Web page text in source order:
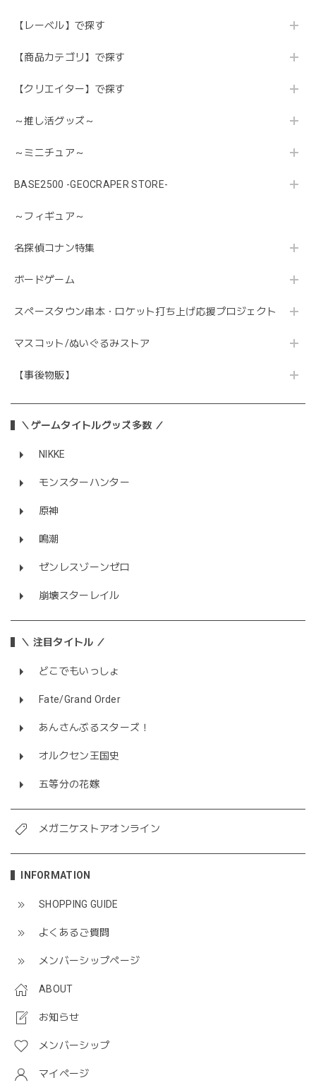
【レーベル】で探す
【商品カテゴリ】で探す
【クリエイター】で探す
～推し活グッズ～
～ミニチュア～
BASE2500 -GEOCRAPER STORE-
～フィギュア～
名探偵コナン特集
ボードゲーム
スペースタウン串本・ロケット打ち上げ応援プロジェクト
マスコット/ぬいぐるみストア
【事後物販】
＼ゲームタイトルグッズ多数 ／
NIKKE
モンスターハンター
原神
鳴潮
ゼンレスゾーンゼロ
崩壊スターレイル
＼ 注目タイトル ／
どこでもいっしょ
Fate/Grand Order
あんさんぶるスターズ！
オルクセン王国史
五等分の花嫁
メガニケストアオンライン
INFORMATION
SHOPPING GUIDE
よくあるご質問
メンバーシップページ
ABOUT
お知らせ
メンバーシップ
マイページ